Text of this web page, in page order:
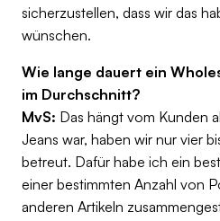
sicherzustellen, dass wir das
wünschen.
Wie lange dauert ein
im Durchschnitt?
MvS: Das hängt vom Kunden
Jeans war, haben wir nur vier
betreut. Dafür habe ich ein
einer bestimmten Anzahl von
anderen Artikeln